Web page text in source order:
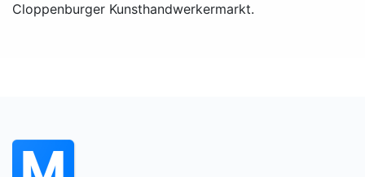
Cloppenburger Kunsthandwerkermarkt.